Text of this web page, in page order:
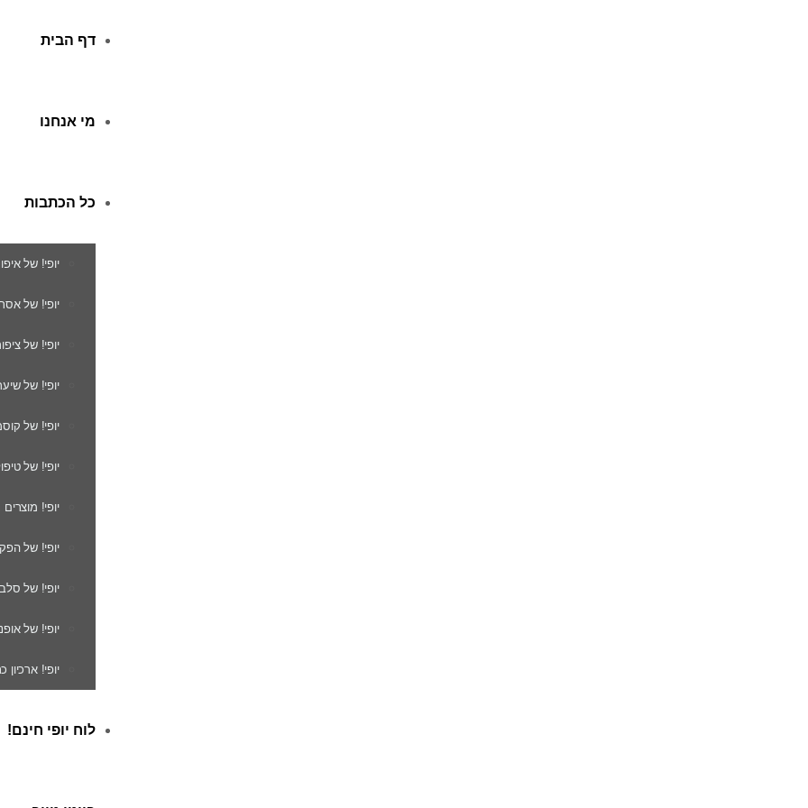
דף הבית
מי אנחנו
כל הכתבות
יופי! של
יופי! של
יופי! של
יופי! של
יופי! של
יופי! של
יופי!
יופי! של
יופי! של
יופי! של
יופי! ארכיון
לוח יופי חינם!